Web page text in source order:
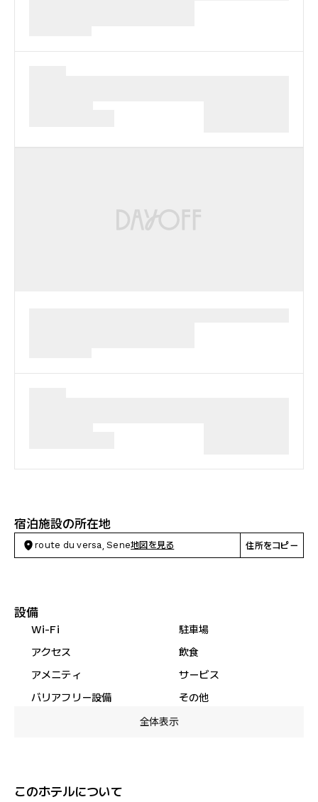
宿泊施設の所在地
route du versa, Sene地図を見る 住所をコピー
設備
Wi-Fi
駐車場
アクセス
飲食
アメニティ
サービス
バリアフリー設備
その他
全体表示
このホテルについて